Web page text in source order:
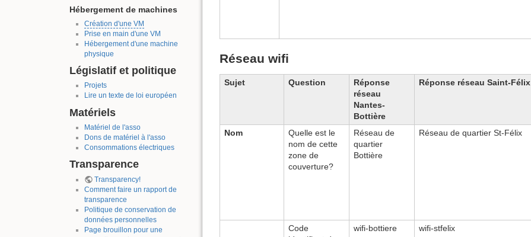
Hébergement de machines
Création d'une VM
Prise en main d'une VM
Hébergement d'une machine
physique
Législatif et politique
Projets
Lire un texte de loi européen
Matériels
Matériel de l'asso
Dons de matériel à l'asso
Consommations électriques
Transparence
Transparency!
Comment faire un rapport de
transparence
Politique de conservation de
données personnelles
Page brouillon pour une
Réseau wifi
Sujet Question
Réponse
réseau
Nantes-
Bottière
Réponse réseau Saint-Félix
Nom
Quelle est le
nom de cette
zone de
couverture?
Réseau de
quartier
Bottière
Réseau de quartier St-Félix
Code
wifi-bottiere wifi-stfelix